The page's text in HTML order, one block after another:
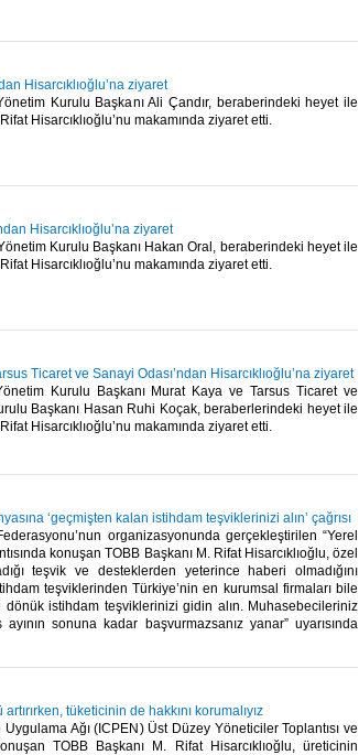
Hisarcıklıoğlu’na ziyaret
Kurulu Başkanı Ali Çandır, beraberindeki heyet ile
Hisarcıklıoğlu’nu makamında ziyaret etti.​
Hisarcıklıoğlu’na ziyaret
Kurulu Başkanı Hakan Oral, beraberindeki heyet ile
Hisarcıklıoğlu’nu makamında ziyaret etti.​
Ticaret ve Sanayi Odası’ndan Hisarcıklıoğlu’na ziyaret
Kurulu Başkanı Murat Kaya ve Tarsus Ticaret ve
Başkanı Hasan Ruhi Koçak, beraberlerindeki heyet ile
Hisarcıklıoğlu’nu makamında ziyaret etti.​
‘geçmişten kalan istihdam teşviklerinizi alın’ çağrısı
organizasyonunda gerçekleştirilen “Yerel
konuşan TOBB Başkanı M. Rifat Hisarcıklıoğlu, özel
teşvik ve desteklerden yeterince haberi olmadığını
teşviklerinden Türkiye’nin en kurumsal firmaları bile
dönük istihdam teşviklerinizi gidin alın. Muhasebecileriniz
ayının sonuna kadar başvurmazsanız yanar” uyarısında
tüketicinin de hakkını korumalıyız
Ağı (ICPEN) Üst Düzey Yöneticiler Toplantısı ve
TOBB Başkanı M. Rifat Hisarcıklıoğlu, üreticinin